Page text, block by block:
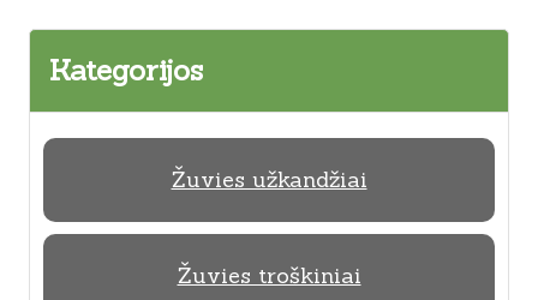
Kategorijos
Žuvies užkandžiai
Žuvies troškiniai